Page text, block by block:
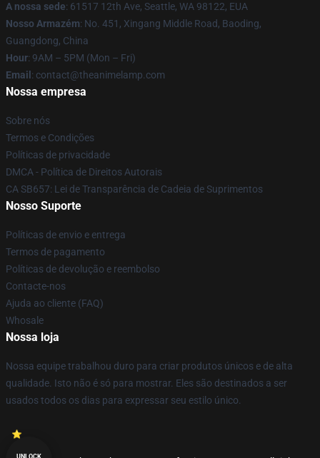
A nossa sede: 61517 12th Ave, Seattle, WA 98122, EUA
Nosso Armazém: No. 451, Xingang Middle Road, Baoding,
Guangdong, China
Hour: 9AM – 5PM (Mon – Fri)
Email : contact@theanimelamp.com
Nossa empresa
Sobre nós
Termos e Condições
Políticas de privacidade
DMCA - Política de Direitos Autorais
CA SB657: Lei de Transparência de Cadeia de Suprimentos
Nosso Suporte
Políticas de envio e entrega
Termos de pagamento
Políticas de devolução e reembolso
Contacte-nos
Ajuda ao cliente (FAQ)
Whosale
Nossa loja
Nossa equipe trabalhou duro para criar produtos únicos e de alta
qualidade. Isto não é só para mostrar. Eles são destinados a ser
usados todos os dias para expressar seu estilo único.
UNLOCK